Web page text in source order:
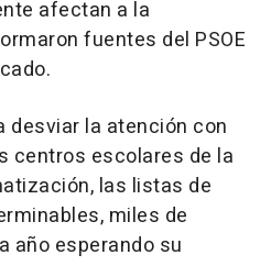
afectan a la
fuentes del PSOE
desviar la atención con
centros escolares de la
las listas de
miles de
año esperando su